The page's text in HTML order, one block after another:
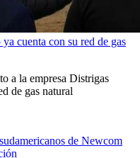
cuenta con su red de gas
a la empresa Distrigas
de gas natural
de Newcom